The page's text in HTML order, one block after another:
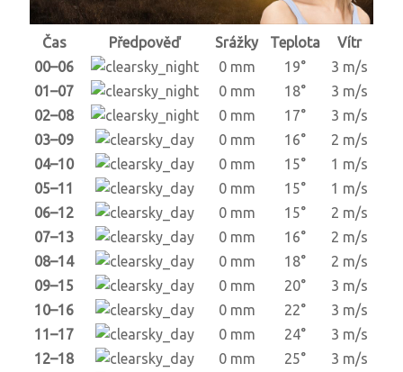
Čas Předpověď Srážky Teplota
Vítr
00–06
0 mm 19°
3 m/s
01–07
0 mm 18°
3 m/s
02–08
0 mm 17°
3 m/s
03–09
0 mm 16°
2 m/s
04–10
0 mm 15°
1 m/s
05–11
0 mm 15°
1 m/s
06–12
0 mm 15°
2 m/s
07–13
0 mm 16°
2 m/s
08–14
0 mm 18°
2 m/s
09–15
0 mm 20°
3 m/s
10–16
0 mm 22°
3 m/s
11–17
0 mm 24°
3 m/s
12–18
0 mm 25°
3 m/s